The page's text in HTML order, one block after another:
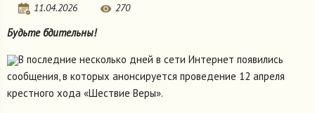
11.04.2026 270
Будьте бдительны!
В последние несколько дней в сети Интернет появились
сообщения, в которых анонсируется проведение 12 апреля
крестного хода «Шествие Веры».